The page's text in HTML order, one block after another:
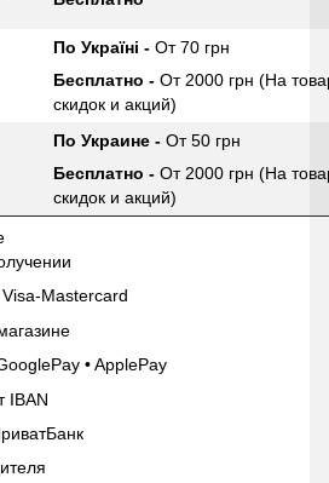
По Україні - От 70 грн
Бесплатно - От 2000 грн (На
скидок и акций)
По Украине - От 50 грн
Бесплатно - От 2000 грн (На
скидок и акций)
Mastercard
• ApplePay
IBAN